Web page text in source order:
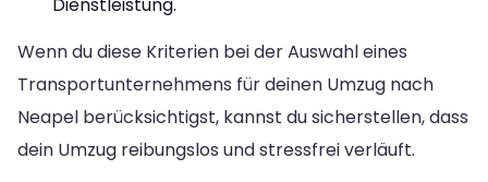
Wenn du diese Kriterien bei der Auswahl eines
Transportunternehmens für deinen Umzug nach
Neapel berücksichtigst, kannst du sicherstellen, dass
dein Umzug reibungslos und stressfrei verläuft.